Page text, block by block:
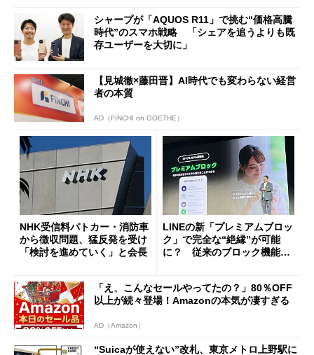
シャープが「AQUOS R11」で挑む“価格高騰
時代”のスマホ戦略 「シェアを追うよりも既
存ユーザーを大切に」
【見城徹×藤田晋】AI時代でも変わらない経営
者の本質
AD（FINCHI on GOETHE）
NHK受信料パトカー・消防車
から徴収問題、猛反発を受け
「検討を進めていく」と会長
LINEの新「プレミアムブロッ
ク」で完全な“絶縁”が可能
に？ 従来のブロック機能と
「え、こんなセールやってたの？」80％OFF
以上が続々登場！Amazonの本気が凄すぎる
AD（Amazon）
“Suicaが使えない”改札、東京メトロ上野駅に